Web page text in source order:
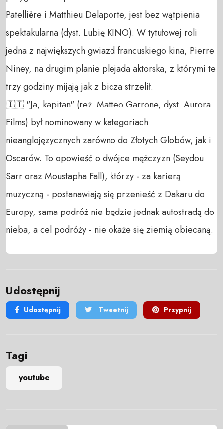
Patellière i Matthieu Delaporte, jest bez wątpienia
spektakularna (dyst. Lubię KINO). W tytułowej roli
jedna z największych gwiazd francuskiego kina, Pierre
Niney, na drugim planie plejada aktorska, z którymi te
trzy godziny mijają jak z bicza strzelił.
🇮🇹 "Ja, kapitan" (reż. Matteo Garrone, dyst. Aurora
Films) był nominowany w kategoriach
nieanglojęzycznych zarówno do Złotych Globów, jak i
Oscarów. To opowieść o dwójce mężczyzn (Seydou
Sarr oraz Moustapha Fall), którzy - za karierą
muzyczną - postanawiają się przenieść z Dakaru do
Europy, sama podróż nie będzie jednak autostradą do
nieba, a cel podróży - nie okaże się ziemią obiecaną.
Udostępnij
Udostępnij Tweetnij Przypnij
Tagi
youtube